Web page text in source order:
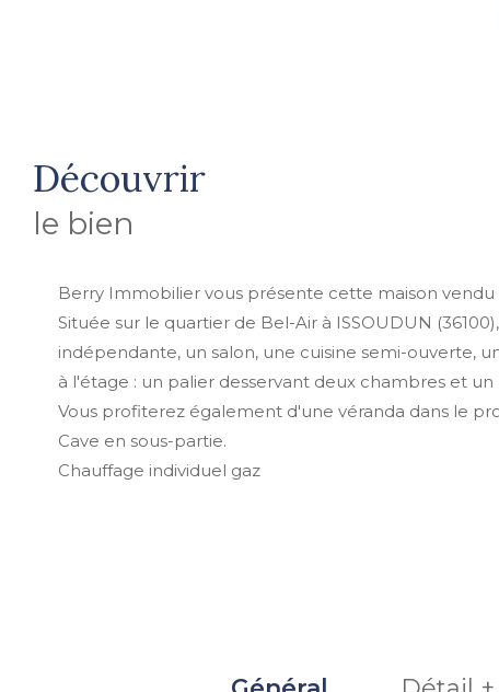
découvrir
le bien
Berry Immobilier vous présente cette maison
Située sur le quartier de Bel-Air à ISSOUDUN
indépendante, un salon, une cuisine semi-ouverte,
à l'étage : un palier desservant deux chambres et
Vous profiterez également d'une véranda dans le
Cave en sous-partie.
Chauffage individuel gaz